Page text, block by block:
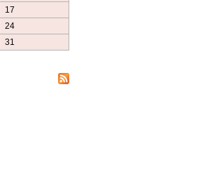
17
24
31